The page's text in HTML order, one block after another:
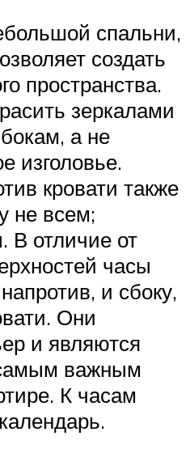
спальни,
создать
пространства.
зеркалами
а не
изголовье.
кровати также
не всем;
В отличие от
часы
и сбоку,
Они
и являются
важным
К часам